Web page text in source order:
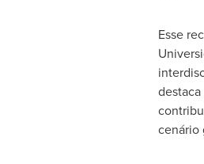
Esse
cenário